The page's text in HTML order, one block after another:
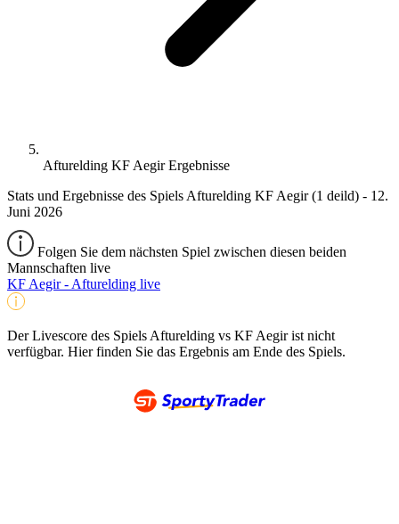
Afturelding KF Aegir Ergebnisse
Stats und Ergebnisse des Spiels Afturelding KF Aegir (1 deild) - 12.
Juni 2026
Folgen Sie dem nächsten Spiel zwischen diesen beiden
Mannschaften live
KF Aegir - Afturelding live
Der Livescore des Spiels Afturelding vs KF Aegir ist nicht
verfügbar. Hier finden Sie das Ergebnis am Ende des Spiels.